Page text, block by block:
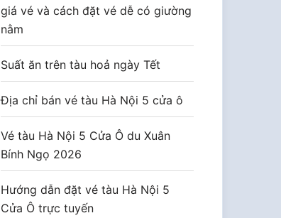
giá vé và cách đặt vé dễ có giường
nằm
Suất ăn trên tàu hoả ngày Tết
Địa chỉ bán vé tàu Hà Nội 5 cửa ô
Vé tàu Hà Nội 5 Cửa Ô du Xuân
Bính Ngọ 2026
Hướng dẫn đặt vé tàu Hà Nội 5
Cửa Ô trực tuyến